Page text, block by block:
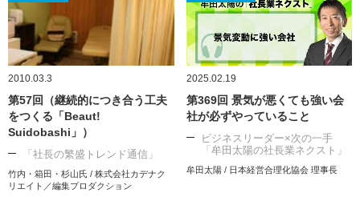
2010.03.3
第57回（継続的につき合う工夫
をつくる「Beaut!
Suidobashi」）
「社長の繁盛トレンド通信」
竹内・箱田・杉山氏 / 株式会社カデナク
リエイト／編集プロダクション
2025.02.19
第369回 景気が悪くても強い会
社が必ずやっていること
ビジネスリーダー×次の一手
「牟田太陽の社長業ネクスト」
牟田太陽 / 日本経営合理化協会 理事長